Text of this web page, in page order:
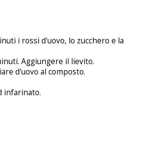
i rossi d'uovo, lo zucchero e la
Aggiungere il lievito.
d'uovo al composto.
infarinato.